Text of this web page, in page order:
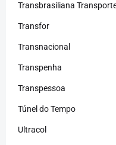
Transbrasiliana
Transfor
Transnacional
Transpenha
Transpessoa
Túnel do Tempo
Ultracol